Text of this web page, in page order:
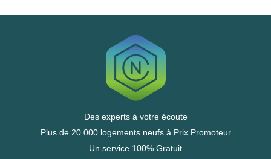
Des experts à votre écoute
Plus de 20 000 logements neufs à Prix Promoteur
Un service 100% Gratuit